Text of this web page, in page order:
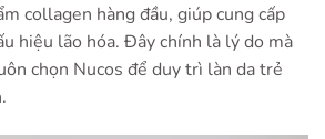
collagen hàng đầu, giúp cung cấp
hiệu lão hóa. Đây chính là lý do mà
chọn Nucos để duy trì làn da trẻ